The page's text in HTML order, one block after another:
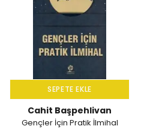
SEPETE EKLE
Cahit Başpehlivan
Gençler İçin Pratik İlmihal